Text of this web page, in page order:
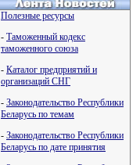
Полезные ресурсы
- Таможенный кодекс
таможенного союза
- Каталог предприятий и
организаций СНГ
- Законодательство Республики
Беларусь по темам
- Законодательство Республики
Беларусь по дате принятия